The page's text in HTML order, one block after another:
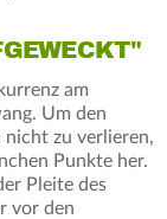
am
Um den
nicht zu verlieren,
Punkte her.
Pleite des
vor den